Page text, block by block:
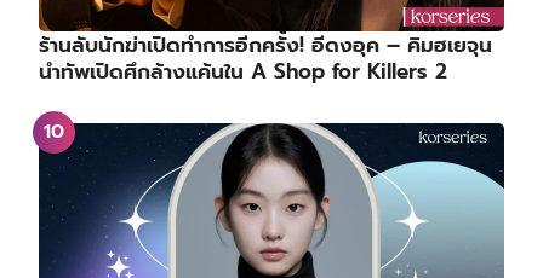
ร้านลับนักฆ่าเปิดทำการอีกครั้ง! อีดงอุค – คิมฮเยจุน
นำทัพเปิดศึกล้างแค้นใน A Shop for Killers 2